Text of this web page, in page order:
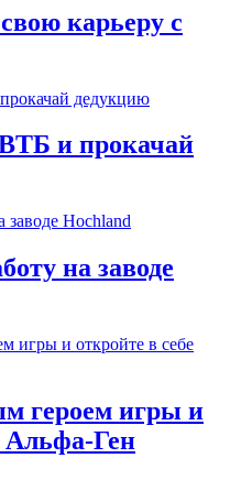
карьеру с
и прокачай
на заводе
героем игры и
Альфа-Ген